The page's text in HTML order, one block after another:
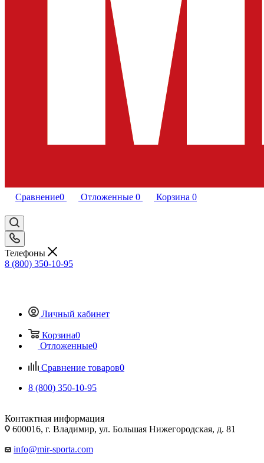
Сравнение0 Отложенные 0 Корзина 0
Телефоны
8 (800) 350-10-95
Личный кабинет
Корзина0
Отложенные0
Сравнение товаров0
8 (800) 350-10-95
Контактная информация
600016, г. Владимир, ул. Большая Нижегородская, д. 81
info@mir-sporta.com